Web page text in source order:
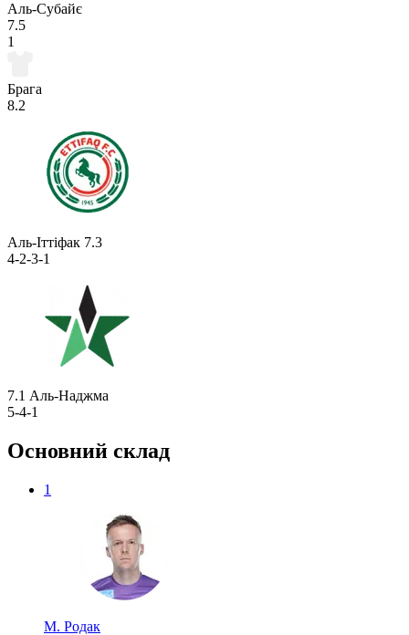
Аль-Субайє
7.5
1
Брага
8.2
Аль-Іттіфак 7.3
4-2-3-1
7.1 Аль-Наджма
5-4-1
Основний склад
1
М. Родак